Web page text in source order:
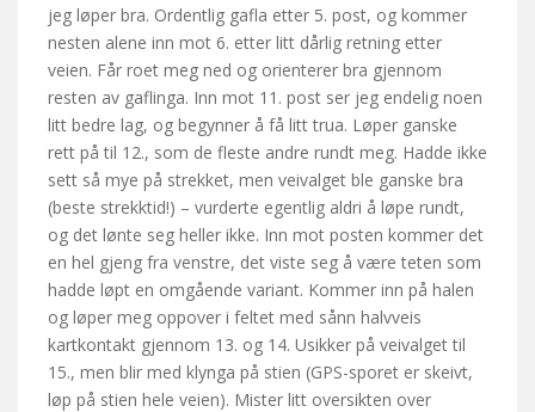
jeg løper bra. Ordentlig gafla etter 5. post, og kommer
nesten alene inn mot 6. etter litt dårlig retning etter
veien. Får roet meg ned og orienterer bra gjennom
resten av gaflinga. Inn mot 11. post ser jeg endelig noen
litt bedre lag, og begynner å få litt trua. Løper ganske
rett på til 12., som de fleste andre rundt meg. Hadde ikke
sett så mye på strekket, men veivalget ble ganske bra
(beste strekktid!) – vurderte egentlig aldri å løpe rundt,
og det lønte seg heller ikke. Inn mot posten kommer det
en hel gjeng fra venstre, det viste seg å være teten som
hadde løpt en omgående variant. Kommer inn på halen
og løper meg oppover i feltet med sånn halvveis
kartkontakt gjennom 13. og 14. Usikker på veivalget til
15., men blir med klynga på stien (GPS-sporet er skeivt,
løp på stien hele veien). Mister litt oversikten over